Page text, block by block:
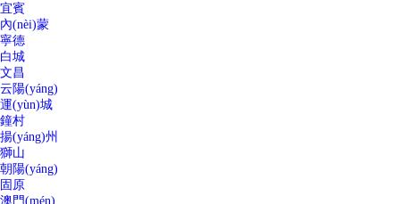
宜賓
內(nèi)蒙
寧德
白城
文昌
云陽(yáng)
運(yùn)城
鐘村
揚(yáng)州
獅山
朝陽(yáng)
固原
澳門(mén)